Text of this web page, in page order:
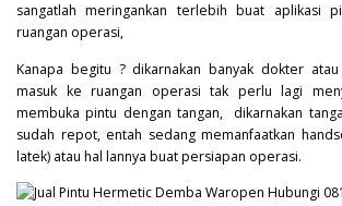
sangatlah meringankan terlebih buat aplikasi
ruangan operasi,
Kanapa begitu ? dikarnakan banyak dokter
masuk ke ruangan operasi tak perlu lagi
membuka pintu dengan tangan, dikarnakan
sudah repot, entah sedang memanfaatkan
latek) atau hal lannya buat persiapan operasi.